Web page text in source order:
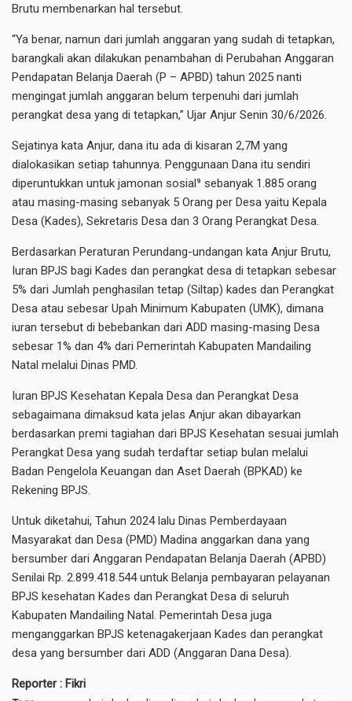
Brutu membenarkan hal tersebut.
“Ya benar, namun dari jumlah anggaran yang sudah di tetapkan,
barangkali akan dilakukan penambahan di Perubahan Anggaran
Pendapatan Belanja Daerah (P – APBD) tahun 2025 nanti
mengingat jumlah anggaran belum terpenuhi dari jumlah
perangkat desa yang di tetapkan,” Ujar Anjur Senin 30/6/2026.
Sejatinya kata Anjur, dana itu ada di kisaran 2,7M yang
dialokasikan setiap tahunnya. Penggunaan Dana itu sendiri
diperuntukkan untuk jamonan sosial⁹ sebanyak 1.885 orang
atau masing-masing sebanyak 5 Orang per Desa yaitu Kepala
Desa (Kades), Sekretaris Desa dan 3 Orang Perangkat Desa.
Berdasarkan Peraturan Perundang-undangan kata Anjur Brutu,
Iuran BPJS bagi Kades dan perangkat desa di tetapkan sebesar
5% dari Jumlah penghasilan tetap (Siltap) kades dan Perangkat
Desa atau sebesar Upah Minimum Kabupaten (UMK), dimana
iuran tersebut di bebebankan dari ADD masing-masing Desa
sebesar 1% dan 4% dari Pemerintah Kabupaten Mandailing
Natal melalui Dinas PMD.
Iuran BPJS Kesehatan Kepala Desa dan Perangkat Desa
sebagaimana dimaksud kata jelas Anjur akan dibayarkan
berdasarkan premi tagiahan dari BPJS Kesehatan sesuai jumlah
Perangkat Desa yang sudah terdaftar setiap bulan melalui
Badan Pengelola Keuangan dan Aset Daerah (BPKAD) ke
Rekening BPJS.
Untuk diketahui, Tahun 2024 lalu Dinas Pemberdayaan
Masyarakat dan Desa (PMD) Madina anggarkan dana yang
bersumber dari Anggaran Pendapatan Belanja Daerah (APBD)
Senilai Rp. 2.899.418.544 untuk Belanja pembayaran pelayanan
BPJS kesehatan Kades dan Perangkat Desa di seluruh
Kabupaten Mandailing Natal. Pemerintah Desa juga
menganggarkan BPJS ketenagakerjaan Kades dan perangkat
desa yang bersumber dari ADD (Anggaran Dana Desa).
Reporter : Fikri